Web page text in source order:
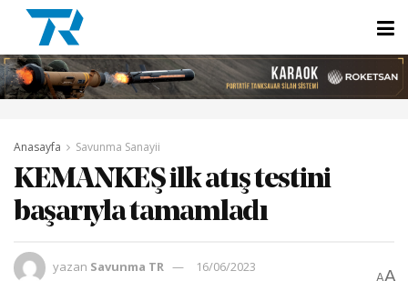
Anasayfa Savunma Sanayii
KEMANKEŞ ilk atış testini
başarıyla tamamladı
yazan Savunma TR
16/06/2023
AA